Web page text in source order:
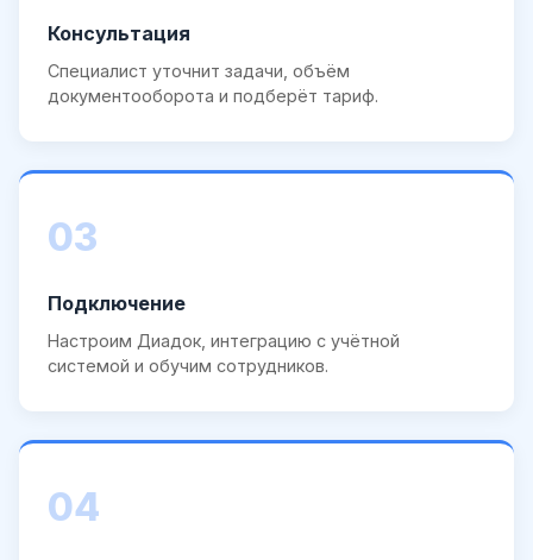
Консультация
Специалист уточнит задачи, объём
документооборота и подберёт тариф.
03
Подключение
Настроим Диадок, интеграцию с учётной
системой и обучим сотрудников.
04